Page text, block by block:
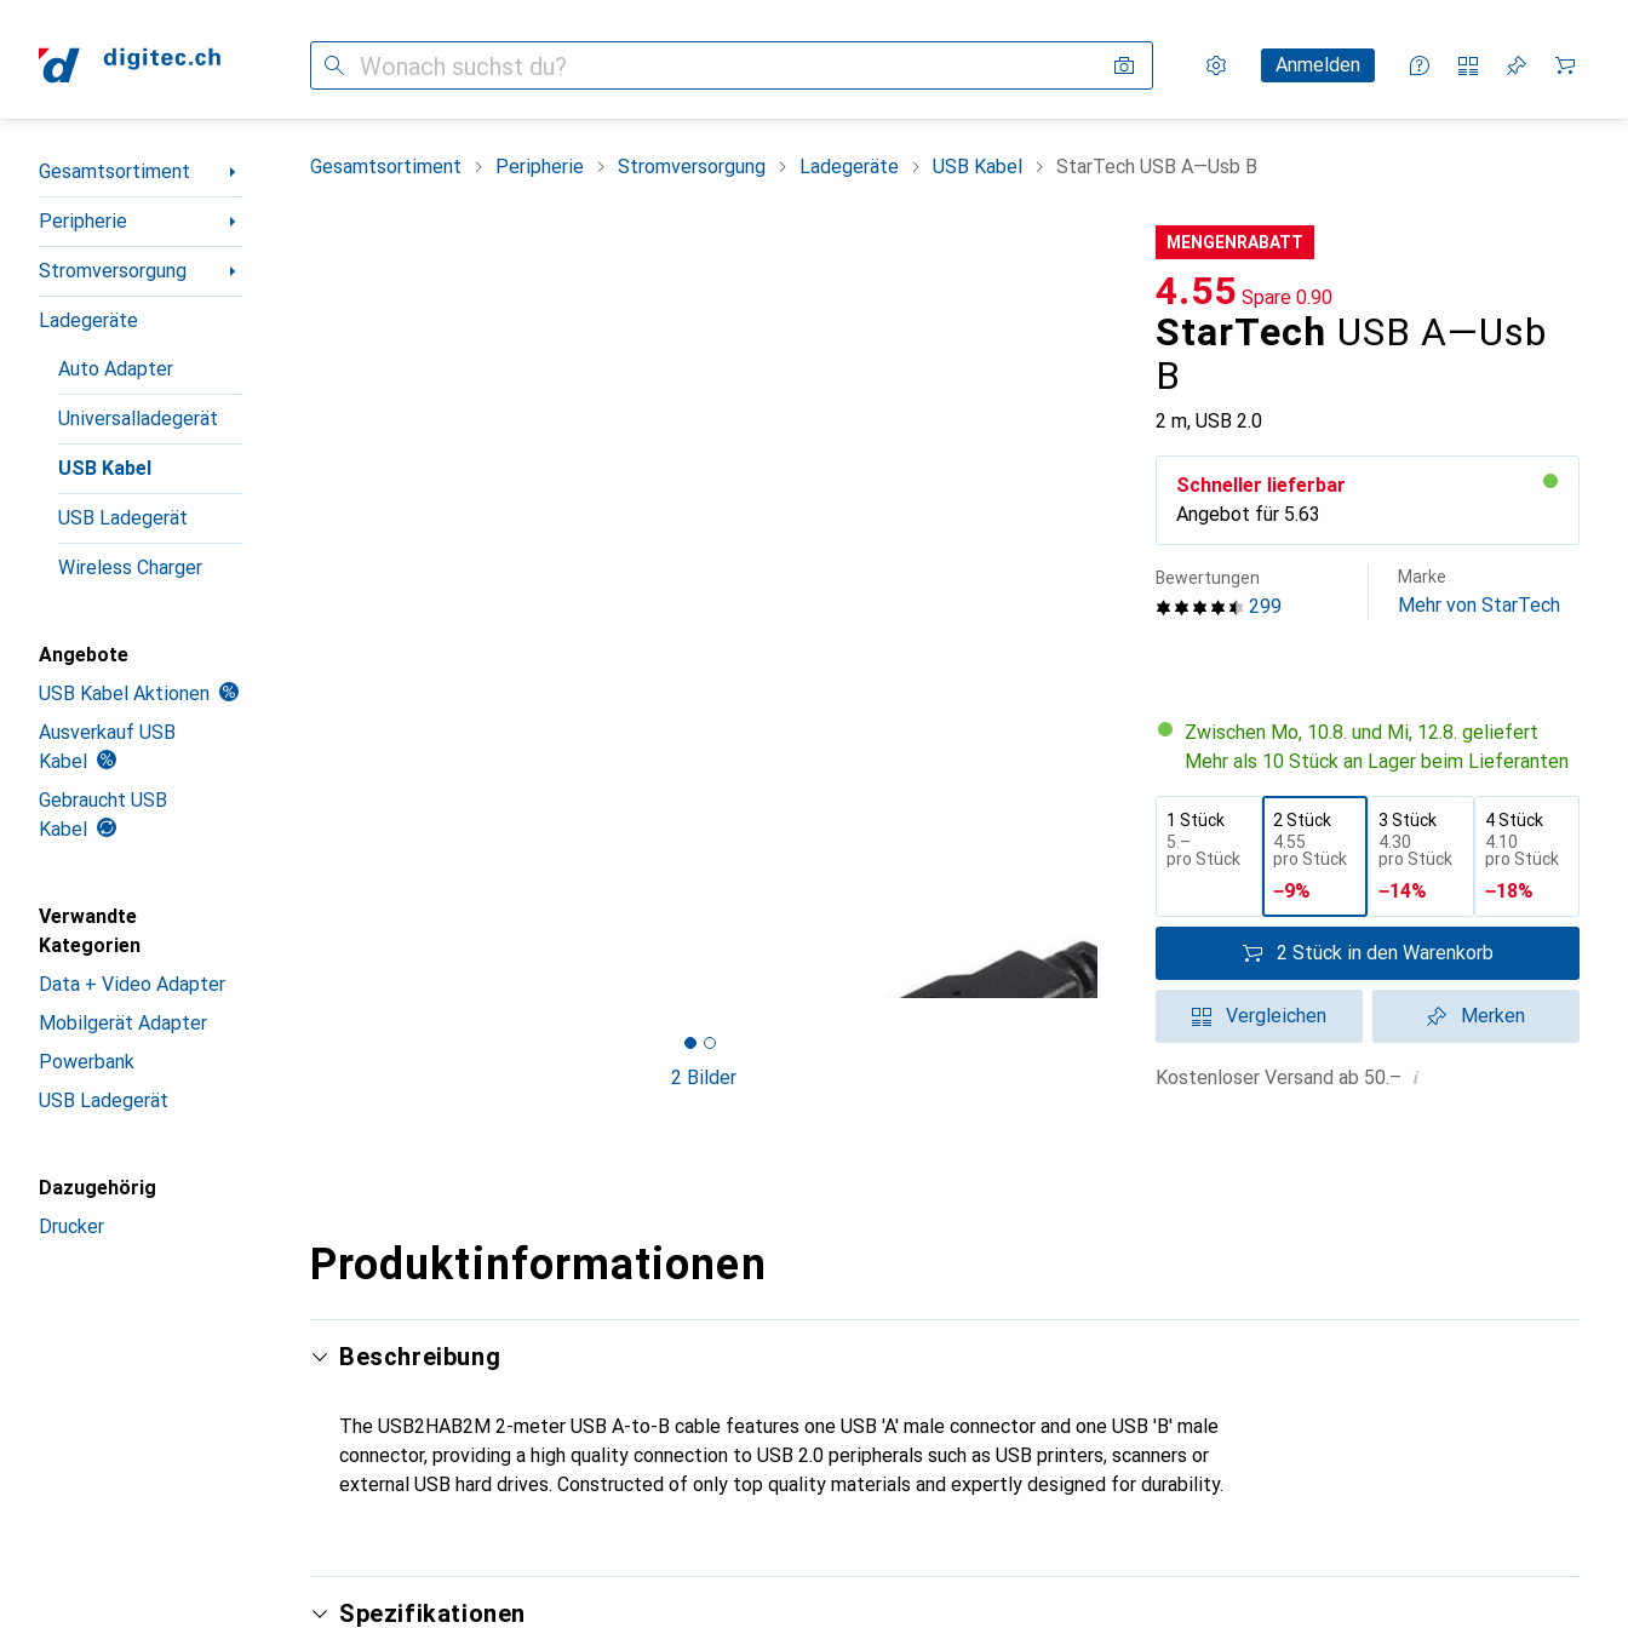
Suche Einstellungen
KundenkontoAnmelden
Vergleichslisten
Merklisten
Warenkorb
Navigation nach Kategorien
Gesamtsortiment
Peripherie
Stromversorgung
Ladegeräte
Auto Adapter
Universalladegerät
USB Kabel
USB Ladegerät
Wireless Charger
Angebote
USB Kabel Aktionen
Ausverkauf USB
Kabel
Gebraucht USB
Kabel
Verwandte
Kategorien
Data + Video Adapter
Mobilgerät Adapter
Powerbank
USB Ladegerät
Dazugehörig
Drucker
Gesamtsortiment Peripherie Stromversorgung Ladegeräte USB Kabel StarTech USB A—Usb B
2 Bilder
MENGENRABATT
StarTech USB A—Usb
B
2 m, USB 2.0
CHF
4.55 Spare CHF
0.90
Schneller lieferbar
Angebot für CHF
5.63
299
Bewertungen Marke
Mehr von StarTech
Zwischen Mo, 10.8. und Mi, 12.8. geliefert
Mehr als 10 Stück an Lager beim Lieferanten
1 Stück
CHF
5.–
pro Stück
2 Stück
CHF
4.55
pro Stück
−9%
3 Stück
CHF
4.30
pro Stück
−14%
4 Stück
CHF
4.10
pro Stück
−18%
2 Stück in den Warenkorb
Vergleichen Merken
Kostenloser Versand ab 50.– i
Produktinformationen
Beschreibung
The USB2HAB2M 2-meter USB A-to-B cable features one USB 'A' male connector and one USB 'B' male
connector, providing a high quality connection to USB 2.0 peripherals such as USB printers, scanners or
external USB hard drives. Constructed of only top quality materials and expertly designed for durability.
Spezifikationen